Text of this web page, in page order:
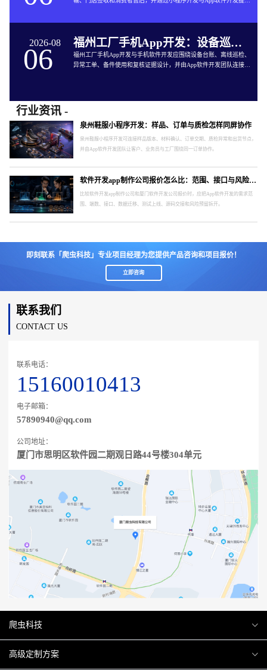
2026-08
06 福州工厂手机App开发：设备巡检如何兼顾离线与追责
福州工厂手机App开发与手机软件开发应围绕设备台账、离线巡检、
异常工单、备件使用和复核证据设计，并由App软件开发团队连接生
行业资讯 -
泉州鞋服小程序开发：样品、订单与质检怎样同屏协作
泉州鞋服小程序开发可连接样品版本、材料确认、订单交期、质检异常和出货节点，
并由App软件开发团队让客户、业务员与工厂围绕同一订单协作。
软件开发app制作公司报价怎么比：范围、接口与风险要分开
比较软件开发app制作公司和厦门软件开发公司报价时，应把App软件开发的需求范
围、端数、接口、数据迁移、测试上线、源码交接和风险预留拆开。
即刻联系「爬虫科技」专业项目经理为您提供产品咨询和项目报价！
立即咨询
联系我们
CONTACT US
联系电话：
15160010413
电子邮箱：
57890940@qq.com
公司地址：
厦门市思明区软件园二期观日路44号楼304单元
爬虫科技
爬虫案例
高级定制方案